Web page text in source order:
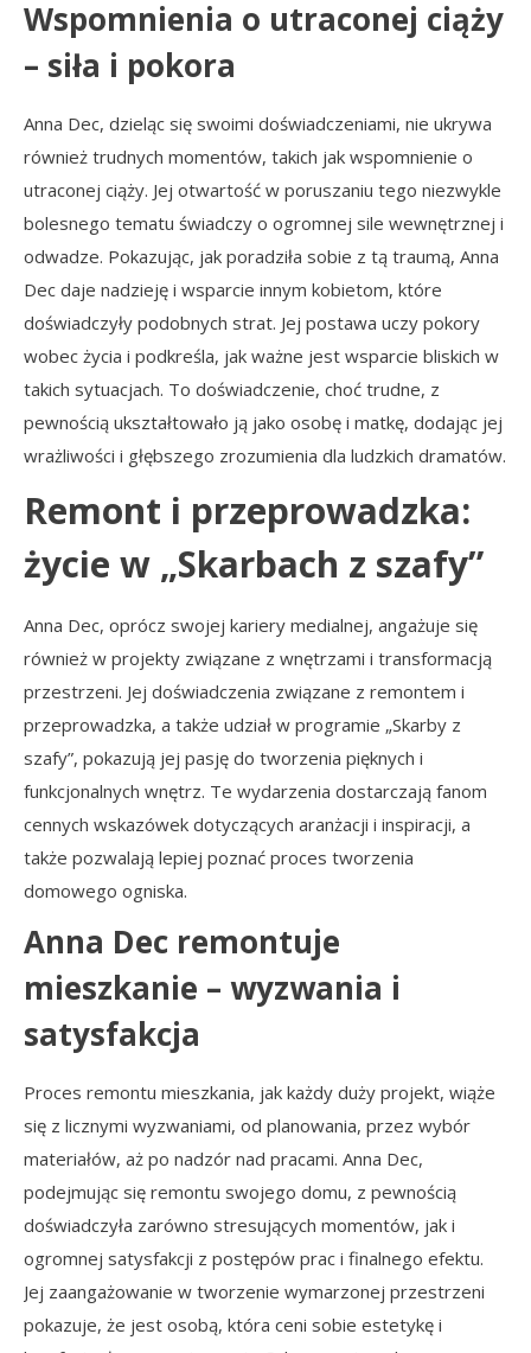
Wspomnienia o utraconej ciąży
– siła i pokora
Anna Dec, dzieląc się swoimi doświadczeniami, nie ukrywa
również trudnych momentów, takich jak wspomnienie o
utraconej ciąży. Jej otwartość w poruszaniu tego niezwykle
bolesnego tematu świadczy o ogromnej sile wewnętrznej i
odwadze. Pokazując, jak poradziła sobie z tą traumą, Anna
Dec daje nadzieję i wsparcie innym kobietom, które
doświadczyły podobnych strat. Jej postawa uczy pokory
wobec życia i podkreśla, jak ważne jest wsparcie bliskich w
takich sytuacjach. To doświadczenie, choć trudne, z
pewnością ukształtowało ją jako osobę i matkę, dodając jej
wrażliwości i głębszego zrozumienia dla ludzkich dramatów.
Remont i przeprowadzka:
życie w „Skarbach z szafy”
Anna Dec, oprócz swojej kariery medialnej, angażuje się
również w projekty związane z wnętrzami i transformacją
przestrzeni. Jej doświadczenia związane z remontem i
przeprowadzka, a także udział w programie „Skarby z
szafy”, pokazują jej pasję do tworzenia pięknych i
funkcjonalnych wnętrz. Te wydarzenia dostarczają fanom
cennych wskazówek dotyczących aranżacji i inspiracji, a
także pozwalają lepiej poznać proces tworzenia
domowego ogniska.
Anna Dec remontuje
mieszkanie – wyzwania i
satysfakcja
Proces remontu mieszkania, jak każdy duży projekt, wiąże
się z licznymi wyzwaniami, od planowania, przez wybór
materiałów, aż po nadzór nad pracami. Anna Dec,
podejmując się remontu swojego domu, z pewnością
doświadczyła zarówno stresujących momentów, jak i
ogromnej satysfakcji z postępów prac i finalnego efektu.
Jej zaangażowanie w tworzenie wymarzonej przestrzeni
pokazuje, że jest osobą, która ceni sobie estetykę i